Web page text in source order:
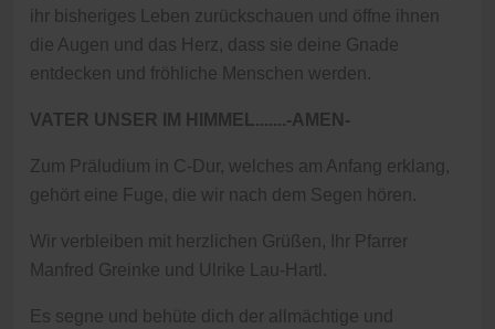
ihr bisheriges Leben zurückschauen und öffne ihnen
die Augen und das Herz, dass sie deine Gnade
entdecken und fröhliche Menschen werden.
VATER UNSER IM HIMMEL.......-AMEN-
Zum Präludium in C-Dur, welches am Anfang erklang,
gehört eine Fuge, die wir nach dem Segen hören.
Wir verbleiben mit herzlichen Grüßen, Ihr Pfarrer
Manfred Greinke und Ulrike Lau-Hartl.
Es segne und behüte dich der allmächtige und